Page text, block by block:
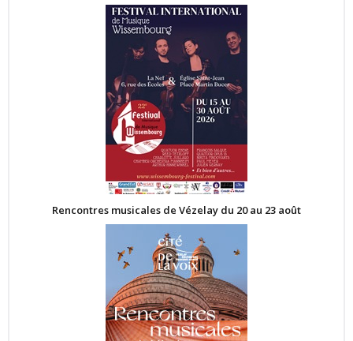
Rencontres musicales de Vézelay du 20 au 23 août